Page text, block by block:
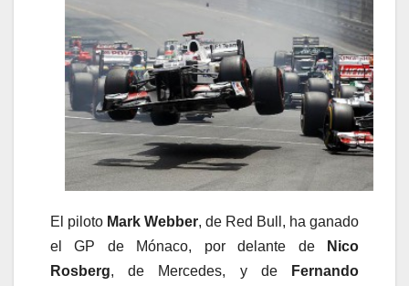
El piloto Mark Webber, de Red Bull, ha ganado
el GP de Mónaco, por delante de
Nico
Rosberg, de Mercedes, y de
Fernando